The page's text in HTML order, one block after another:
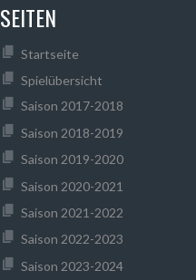
SEITEN
Startseite
Spielübersicht
Saison 2017-2018
Saison 2018-2019
Saison 2019-2020
Saison 2020-2021
Saison 2021-2022
Saison 2022-2023
Saison 2023-2024